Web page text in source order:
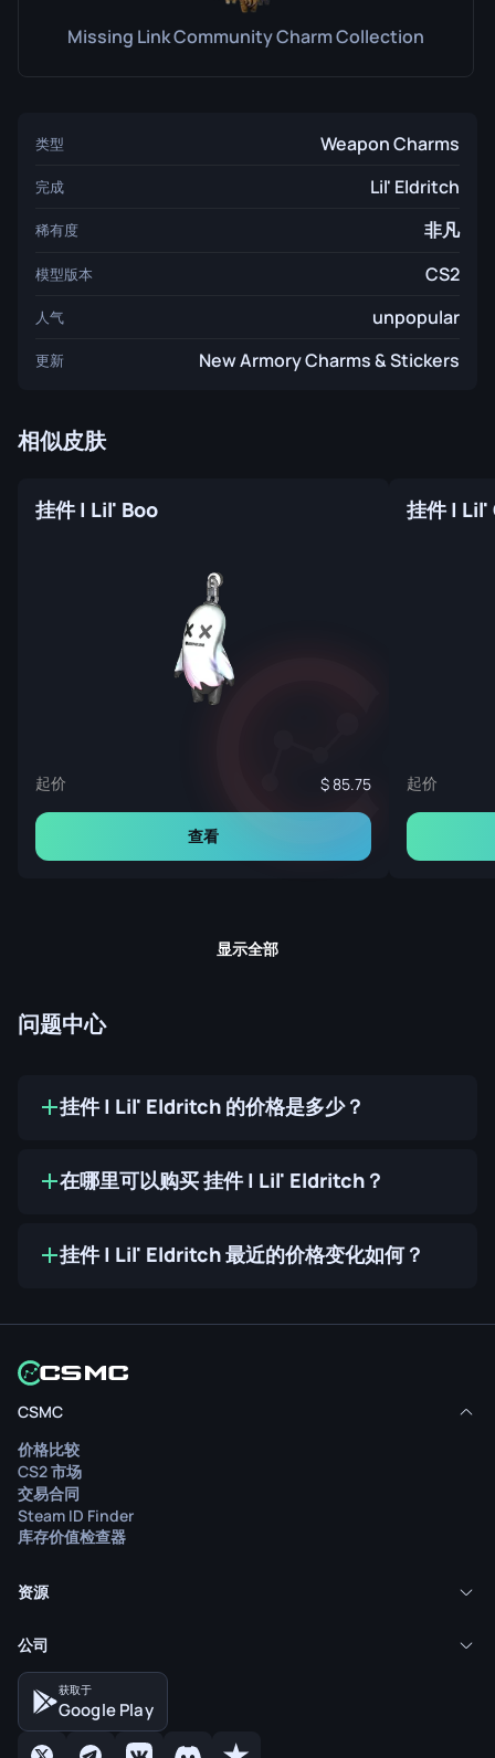
Missing Link Community Charm Collection
类型 Weapon Charms
完成 Lil' Eldritch
稀有度 非凡
模型版本 CS2
人气 unpopular
更新 New Armory Charms & Stickers
相似皮肤
挂件 | Lil' Boo
起价 85.75
查看
挂件 |
起价
显示全部
问题中心
挂件 | Lil' Eldritch 的价格是多少？
在哪里可以购买 挂件 | Lil' Eldritch？
挂件 | Lil' Eldritch 最近的价格变化如何？
CSMC
价格比较
CS2 市场
交易合同
Steam ID Finder
库存价值检查器
资源
公司
获取于
Google Play